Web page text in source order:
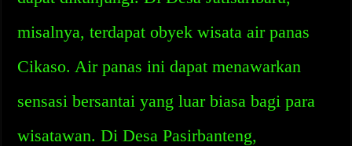
misalnya, terdapat obyek wisata air panas
Cikaso. Air panas ini dapat menawarkan
sensasi bersantai yang luar biasa bagi para
wisatawan. Di Desa Pasirbanteng,